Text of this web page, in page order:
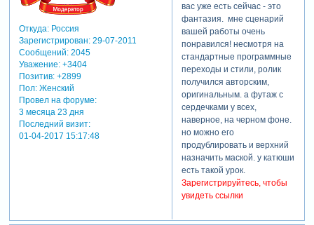
Откуда:Россия
Зарегистрирован: 29-07-2011
Сообщений:2045
Уважение: +3404
Позитив: +2899
Пол:Женский
Провел на форуме:
3 месяца 23 дня
Последний визит:
01-04-2017 15:17:48
вас уже есть сейчас - это
фантазия. мне сценарий
вашей работы очень
понравился! несмотря на
стандартные программные
переходы и стили, ролик
получился авторским,
оригинальным. а футаж с
сердечками у всех,
наверное, на черном фоне.
но можно его
продублировать и верхний
назначить маской. у катюши
есть такой урок.
Зарегистрируйтесь, чтобы
увидеть ссылки